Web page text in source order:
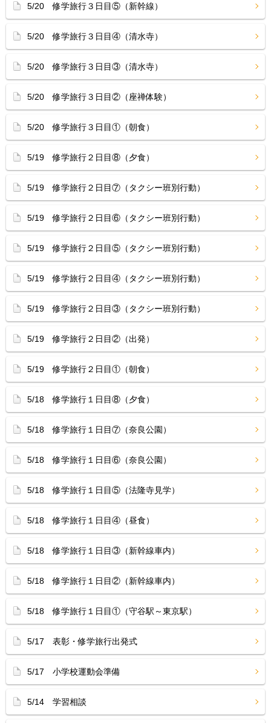
5/20 修学旅行３日目⑤（新幹線）
5/20 修学旅行３日目④（清水寺）
5/20 修学旅行３日目③（清水寺）
5/20 修学旅行３日目②（座禅体験）
5/20 修学旅行３日目①（朝食）
5/19 修学旅行２日目⑧（夕食）
5/19 修学旅行２日目⑦（タクシー班別行動）
5/19 修学旅行２日目⑥（タクシー班別行動）
5/19 修学旅行２日目⑤（タクシー班別行動）
5/19 修学旅行２日目④（タクシー班別行動）
5/19 修学旅行２日目③（タクシー班別行動）
5/19 修学旅行２日目②（出発）
5/19 修学旅行２日目①（朝食）
5/18 修学旅行１日目⑧（夕食）
5/18 修学旅行１日目⑦（奈良公園）
5/18 修学旅行１日目⑥（奈良公園）
5/18 修学旅行１日目⑤（法隆寺見学）
5/18 修学旅行１日目④（昼食）
5/18 修学旅行１日目③（新幹線車内）
5/18 修学旅行１日目②（新幹線車内）
5/18 修学旅行１日目①（守谷駅～東京駅）
5/17 表彰・修学旅行出発式
5/17 小学校運動会準備
5/14 学習相談